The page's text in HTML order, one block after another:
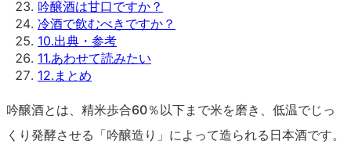
吟醸酒は甘口ですか？
冷酒で飲むべきですか？
10.出典・参考
11.あわせて読みたい
12. まとめ
吟醸酒とは、精米歩合60％以下まで米を磨き、低温でじっ
くり発酵させる「吟醸造り」によって造られる日本酒です。